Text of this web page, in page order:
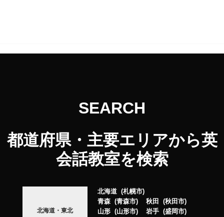
SEARCH
都道府県・主要エリアから英
会話教室を検索
北海道・東北
北海道
札幌市
青森
青森市 秋田
秋田市
山形
山形市 岩手
盛岡市